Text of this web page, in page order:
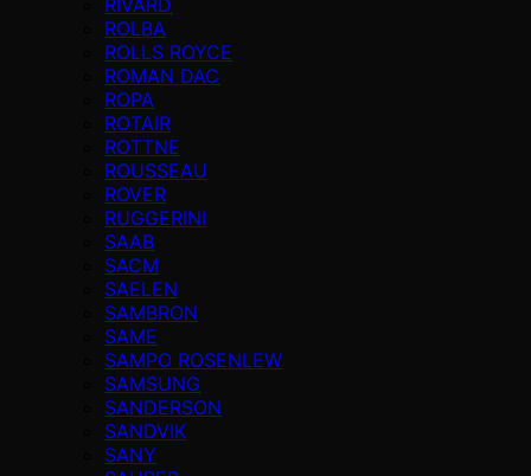
ROLBA
ROLLS ROYCE
ROMAN DAC
ROPA
ROTAIR
ROTTNE
ROUSSEAU
ROVER
RUGGERINI
SAAB
SACM
SAELEN
SAMBRON
SAME
SAMPO ROSENLEW
SAMSUNG
SANDERSON
SANDVIK
SANY